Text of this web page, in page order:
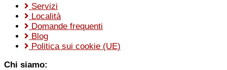
Servizi
Località
Domande frequenti
Blog
Politica sui cookie (UE)
Chi siamo: